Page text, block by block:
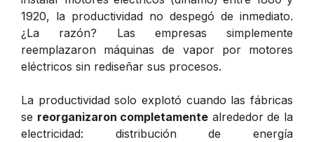
1920, la productividad no despegó de inmediato.
¿La razón? Las empresas simplemente
reemplazaron máquinas de vapor por motores
eléctricos sin rediseñar sus procesos.
La productividad solo explotó cuando las fábricas
se reorganizaron completamente alrededor de la
electricidad: distribución de energía